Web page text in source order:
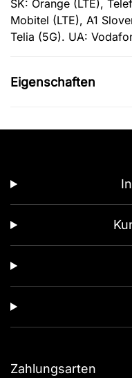
SK: Orange (LTE),
Mobitel (LTE), A1
Telia (5G). UA:
Eigenschaften
Zahlungsarten